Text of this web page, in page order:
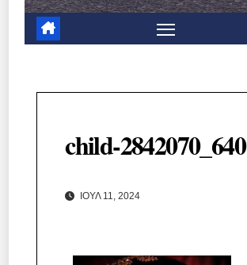
child-2842070_640
ΙΟΎΛ 11, 2024